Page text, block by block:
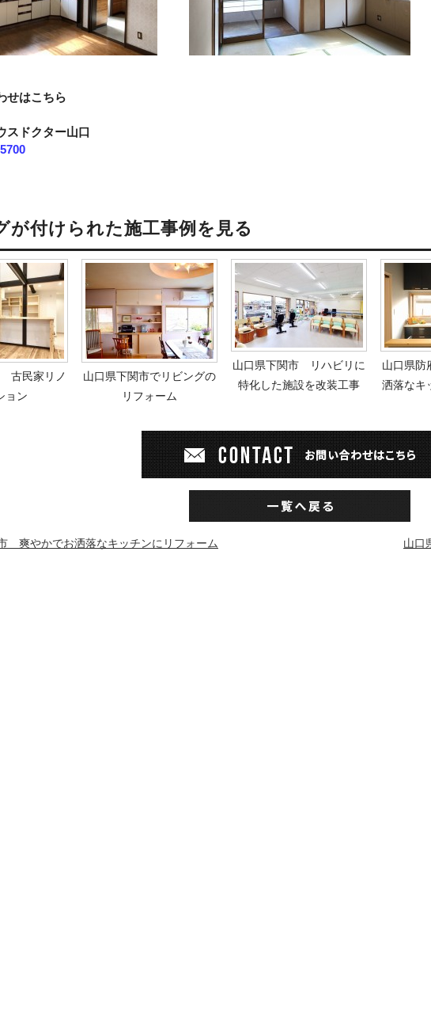
せはこちら
スドクター山口
が付けられた施工事例を見る
古民家リノ
ョン
山口県下関市でリビングの
リフォーム
山口県下関市 リハビリに
特化した施設を改装工事
山口県
洒落なキ
爽やかでお洒落なキッチンにリフォーム 山口